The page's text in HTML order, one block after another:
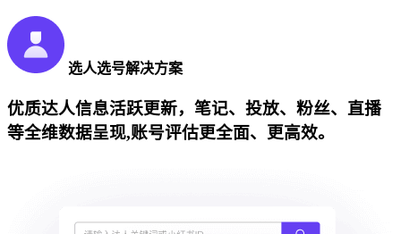
选人选号解决方案
优质达人信息活跃更新，笔记、投放、粉丝、直播
等全维数据呈现,账号评估更全面、更高效。